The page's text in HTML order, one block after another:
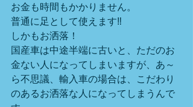
お金も時間もかかりません。
普通に足として使えます‼
しかもお洒落！
国産車は中途半端に古いと、ただのお
金ない人になってしまいますが、あ～
ら不思議、輸入車の場合は、こだわり
のあるお洒落な人になってしまうんで